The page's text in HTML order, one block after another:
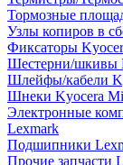
Тормозные
Узлы копиров в
Фиксаторы
Шестерни/шкивы
Шлейфы/кабели
Шнеки Kyocera
Электронные
Lexmark
Подшипники
Прочие запчасти